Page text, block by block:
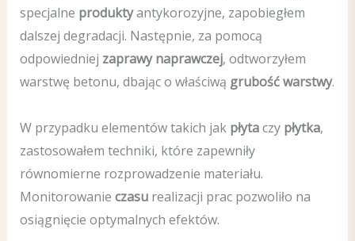
specjalne produktyantykorozyjne, zapobiegłem
dalszej degradacji. Następnie, za pomocą
odpowiedniej zaprawy naprawczej, odtworzyłem
warstwę betonu, dbając o właściwą grubość warstwy.
W przypadku elementów takich jak płytaczy płytka,
zastosowałem techniki, które zapewniły
równomierne rozprowadzenie materiału.
Monitorowanie czasurealizacji prac pozwoliło na
osiągnięcie optymalnych efektów.